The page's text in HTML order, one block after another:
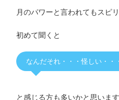
月のパワーと言われてもスピリ
初めて聞くと
なんだそれ・・・怪しい・・
と感じる方も多いかと思います